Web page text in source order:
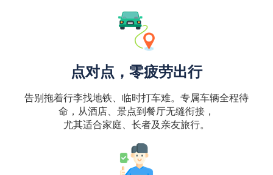
点对点，零疲劳出行
告别拖着行李找地铁、临时打车难。专属车辆全程待
命，从酒店、景点到餐厅无缝衔接，
尤其适合家庭、长者及亲友旅行。